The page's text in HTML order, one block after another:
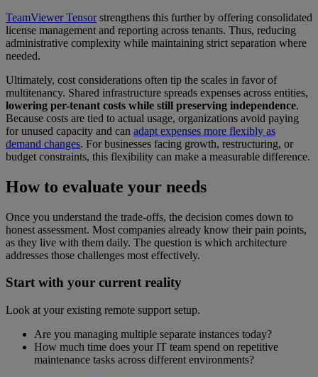
TeamViewer Tensorstrengthens this further by offering consolidated
license management and reporting across tenants. Thus, reducing
administrative complexity while maintaining strict separation where
needed.
Ultimately, cost considerations often tip the scales in favor of
multitenancy. Shared infrastructure spreads expenses across entities,
lowering per-tenant costs while still preserving independence.
Because costs are tied to actual usage, organizations avoid paying
for unused capacity and can adapt expenses more flexibly as
demand changes. For businesses facing growth, restructuring, or
budget constraints, this flexibility can make a measurable difference.
How to evaluate your needs
Once you understand the trade-offs, the decision comes down to
honest assessment. Most companies already know their pain points,
as they live with them daily. The question is which architecture
addresses those challenges most effectively.
Start with your current reality
Look at your existing remote support setup.
Are you managing multiple separate instances today?
How much time does your IT team spend on repetitive
maintenance tasks across different environments?